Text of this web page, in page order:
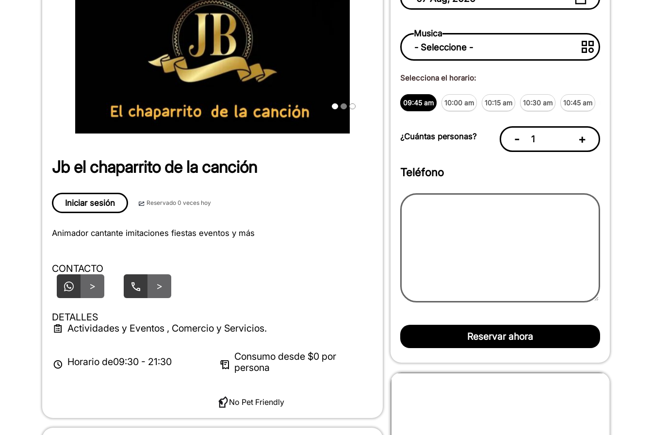
Jb el chaparrito de la canción
Iniciar sesión Reservado 0 veces hoy
Animador cantante imitaciones fiestas eventos y más
CONTACTO
>
>
DETALLES
Actividades y Eventos , Comercio y Servicios.
Horario de09:30 - 21:30 Consumo desde $0por
persona
No Pet Friendly
Musica
Selecciona el horario:
09:45 am 10:00 am 10:15 am 10:30 am 10:45 am
¿Cuántas personas? - +
Teléfono
Reservar ahora